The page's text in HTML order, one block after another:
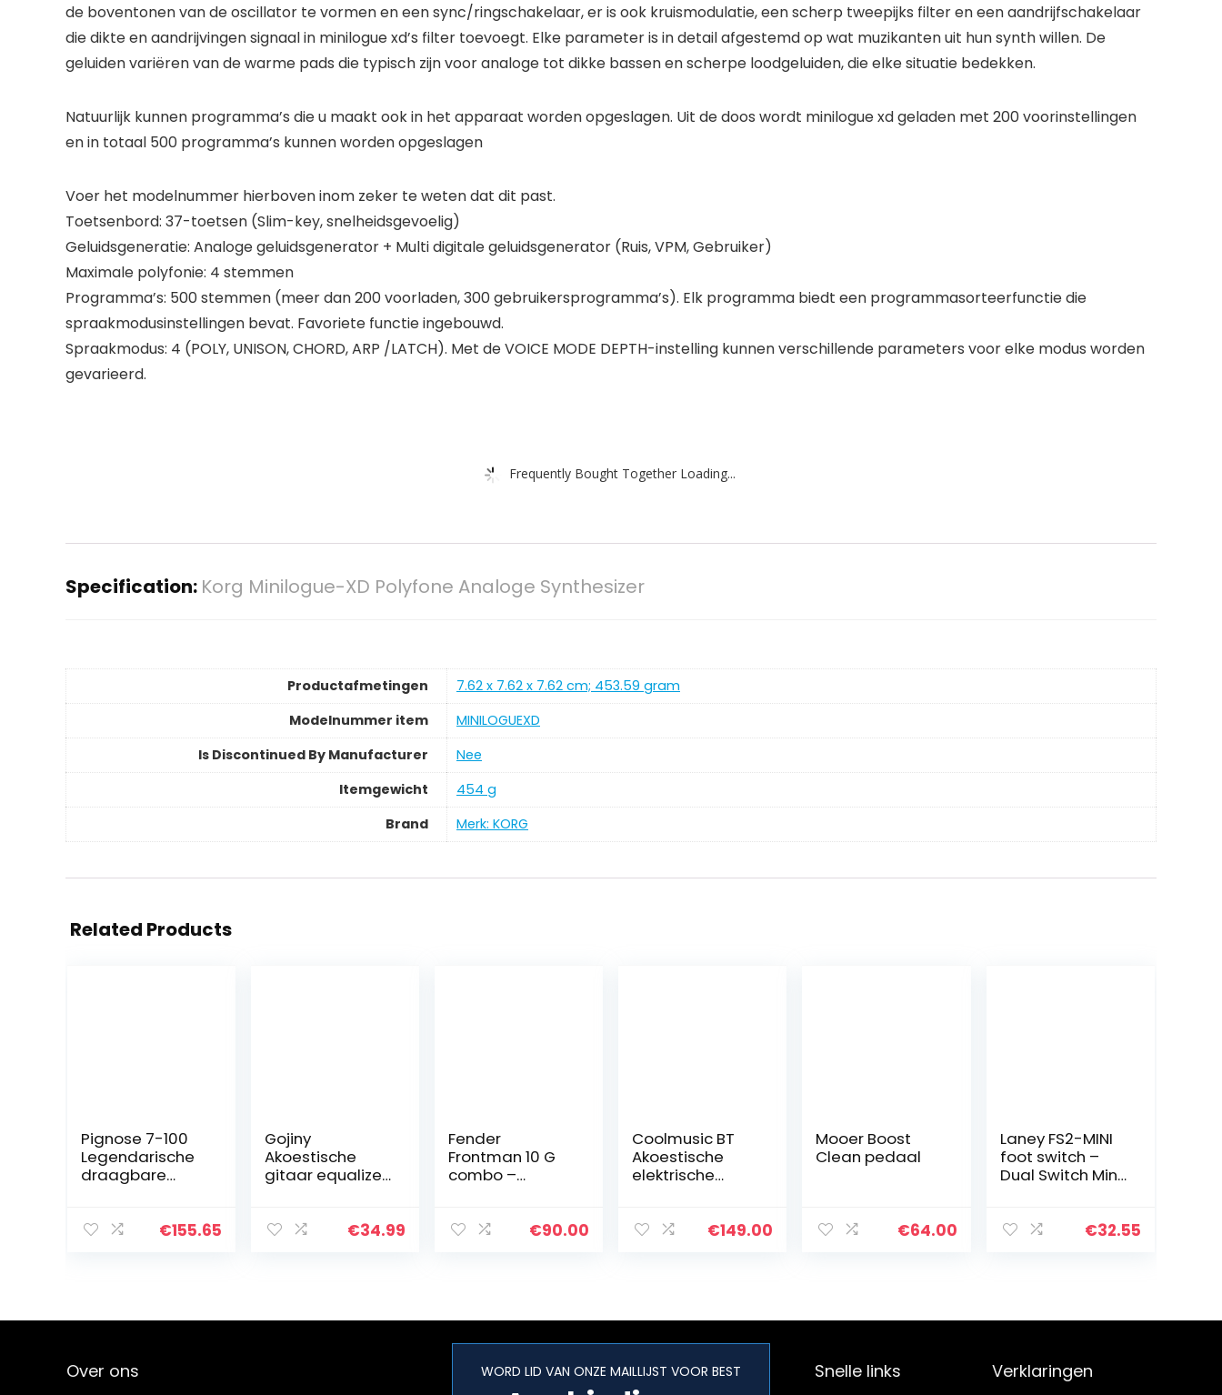
de boventonen van de oscillator te vormen en een sync/ringschakelaar, er is ook kruismodulatie, een scherp tweepijks filter en een aandrijfschakelaar
die dikte en aandrijvingen signaal in minilogue xd’s filter toevoegt. Elke parameter is in detail afgestemd op wat muzikanten uit hun synth willen. De
geluiden variëren van de warme pads die typisch zijn voor analoge tot dikke bassen en scherpe loodgeluiden, die elke situatie bedekken.
Natuurlijk kunnen programma’s die u maakt ook in het apparaat worden opgeslagen. Uit de doos wordt minilogue xd geladen met 200 voorinstellingen
en in totaal 500 programma’s kunnen worden opgeslagen
Voer het modelnummer hierboven inom zeker te weten dat dit past.
Toetsenbord: 37-toetsen (Slim-key, snelheidsgevoelig)
Geluidsgeneratie: Analoge geluidsgenerator + Multi digitale geluidsgenerator (Ruis, VPM, Gebruiker)
Maximale polyfonie: 4 stemmen
Programma’s: 500 stemmen (meer dan 200 voorladen, 300 gebruikersprogramma’s). Elk programma biedt een programmasorteerfunctie die
spraakmodusinstellingen bevat. Favoriete functie ingebouwd.
Spraakmodus: 4 (POLY, UNISON, CHORD, ARP /LATCH). Met de VOICE MODE DEPTH-instelling kunnen verschillende parameters voor elke modus worden
gevarieerd.
Frequently Bought Together Loading...
Specification: Korg Minilogue-XD Polyfone Analoge Synthesizer
Productafmetingen
‎7.62 x 7.62 x 7.62 cm; 453.59 gram
Modelnummer item
‎MINILOGUEXD
Is Discontinued By Manufacturer
‎Nee
Itemgewicht
‎454 g
Brand
Merk: KORG
Related Products
Pignose 7-100
Legendarische
draagbare
€155.65
Gojiny
Akoestische
gitaar equalizer
tuner gitaar tool
€34.99
Fender
Frontman 10 G
combo –
versterker voor
€90.00
Coolmusic BT
Akoestische
elektrische
draagbare
€149.00
Mooer Boost
Clean pedaal
€64.00
Laney FS2-MINI
foot switch –
Dual Switch Mini
With Removable
€32.55
Over ons WORD LID VAN ONZE MAILLIJST VOOR BEST Snelle links Verklaringen